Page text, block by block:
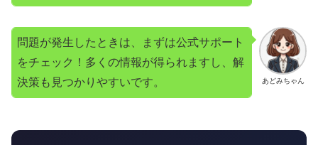
あどみちゃん
問題が発生したときは、まずは公式サポート
をチェック！多くの情報が得られますし、解
決策も見つかりやすいです。